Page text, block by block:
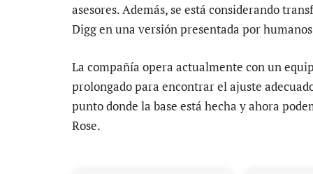
asesores. Además, se está considerando
Digg en una versión presentada por
La compañía opera actualmente con un
prolongado para encontrar el ajuste
punto donde la base está hecha y ahora
Rose.